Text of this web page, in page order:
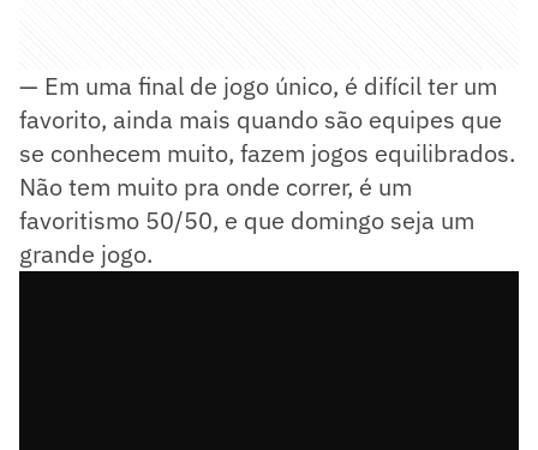
— Em uma final de jogo único, é difícil ter um
favorito, ainda mais quando são equipes que
se conhecem muito, fazem jogos equilibrados.
Não tem muito pra onde correr, é um
favoritismo 50/50, e que domingo seja um
grande jogo.